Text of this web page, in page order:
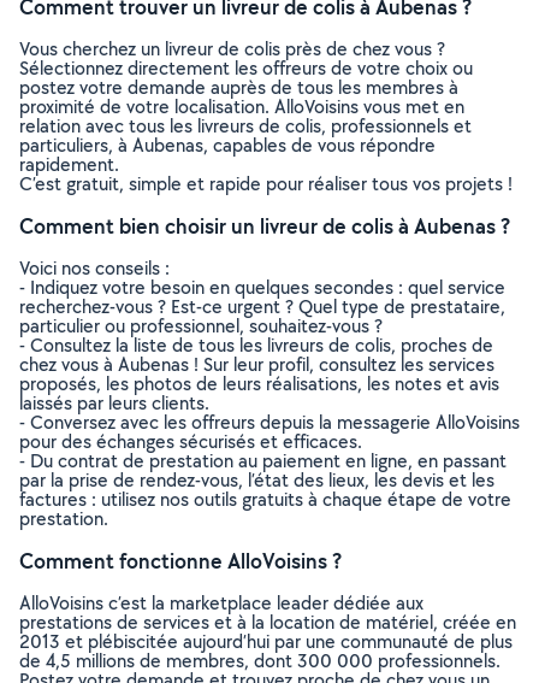
Comment trouver un livreur de colis à Aubenas ?
Vous cherchez un livreur de colis près de chez vous ?
Sélectionnez directement les offreurs de votre choix ou
postez votre demande auprès de tous les membres à
proximité de votre localisation. AlloVoisins vous met en
relation avec tous les livreurs de colis, professionnels et
particuliers, à Aubenas, capables de vous répondre
rapidement.
C’est gratuit, simple et rapide pour réaliser tous vos projets !
Comment bien choisir un livreur de colis à Aubenas ?
Voici nos conseils :
- Indiquez votre besoin en quelques secondes : quel service
recherchez-vous ? Est-ce urgent ? Quel type de prestataire,
particulier ou professionnel, souhaitez-vous ?
- Consultez la liste de tous les livreurs de colis, proches de
chez vous à Aubenas ! Sur leur profil, consultez les services
proposés, les photos de leurs réalisations, les notes et avis
laissés par leurs clients.
- Conversez avec les offreurs depuis la messagerie AlloVoisins
pour des échanges sécurisés et efficaces.
- Du contrat de prestation au paiement en ligne, en passant
par la prise de rendez-vous, l’état des lieux, les devis et les
factures : utilisez nos outils gratuits à chaque étape de votre
prestation.
Comment fonctionne AlloVoisins ?
AlloVoisins c’est la marketplace leader dédiée aux
prestations de services et à la location de matériel, créée en
2013 et plébiscitée aujourd’hui par une communauté de plus
de 4,5 millions de membres, dont 300 000 professionnels.